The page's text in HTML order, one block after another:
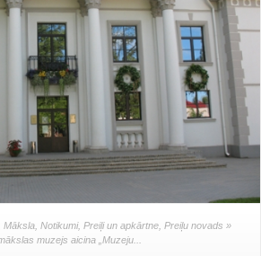
Māksla Notikumi, Preiļi un apkārtne Preiļu novads »
muzejs aicina „Muzeju...